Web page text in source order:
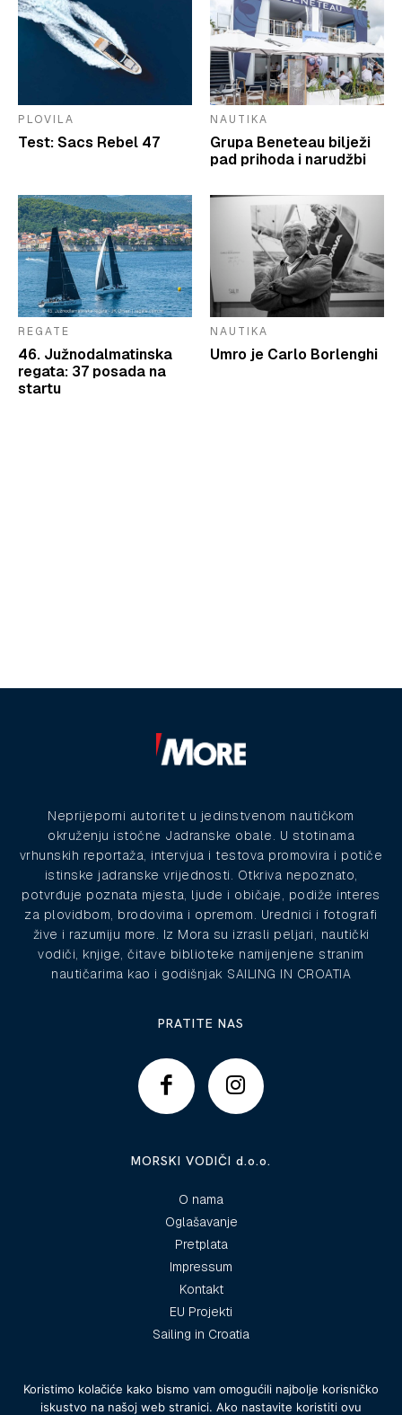
PLOVILA
Test: Sacs Rebel 47
NAUTIKA
Grupa Beneteau bilježi
pad prihoda i narudžbi
REGATE
46. Južnodalmatinska
regata: 37 posada na
startu
NAUTIKA
Umro je Carlo Borlenghi
Neprijeporni autoritet u jedinstvenom nautičkom
okruženju istočne Jadranske obale. U stotinama
vrhunskih reportaža, intervjua i testova promovira i potiče
istinske jadranske vrijednosti. Otkriva nepoznato,
potvrđuje poznata mjesta, ljude i običaje, podiže interes
za plovidbom, brodovima i opremom. Urednici i fotografi
žive i razumiju more. Iz Mora su izrasli peljari, nautički
vodiči, knjige, čitave biblioteke namijenjene stranim
nautičarima kao i godišnjak SAILING IN CROATIA
PRATITE NAS
MORSKI VODIČI d.o.o.
O nama
Oglašavanje
Pretplata
Impressum
Kontakt
EU Projekti
Sailing in Croatia
© 2025 Morski vodiči
Koristimo kolačiće kako bismo vam omogućili najbolje korisničko
iskustvo na našoj web stranici. Ako nastavite koristiti ovu